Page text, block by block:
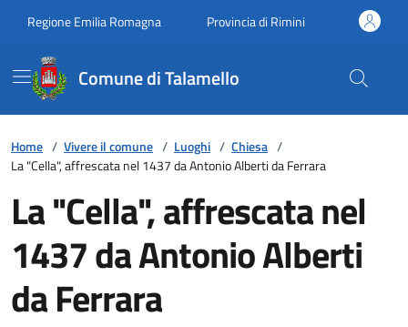
Regione Emilia Romagna Provincia di Rimini
Comune di Talamello
Home / Vivere il comune / Luoghi / Chiesa /
La "Cella", affrescata nel 1437 da Antonio Alberti da Ferrara
La "Cella", affrescata nel
1437 da Antonio Alberti
da Ferrara